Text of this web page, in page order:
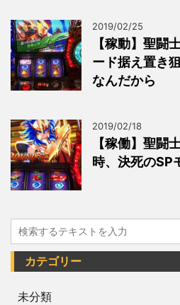
2019/02/25
【稼動】聖闘
ード据え置き
なんだから
2019/02/18
【稼働】聖闘
時、決死のSP
カテゴリー
未分類